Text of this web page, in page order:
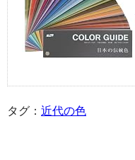
タグ： 近代の色